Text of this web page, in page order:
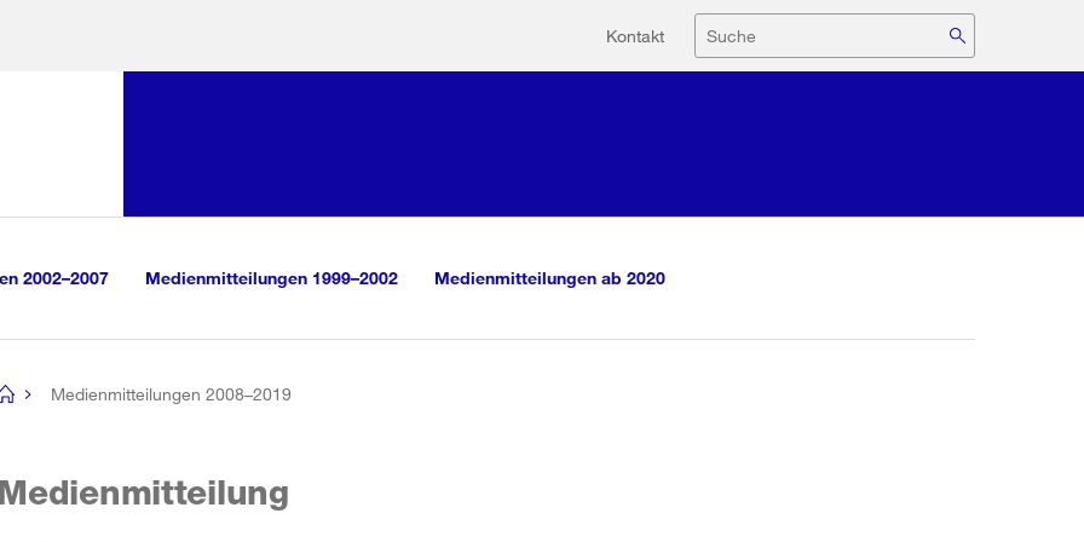
Hilfsnavigation
Kontakt Suche
2002–2007 Medienmitteilungen 1999–2002 Medienmitteilungen ab 2020
Medienmitteilungen 2008–2019